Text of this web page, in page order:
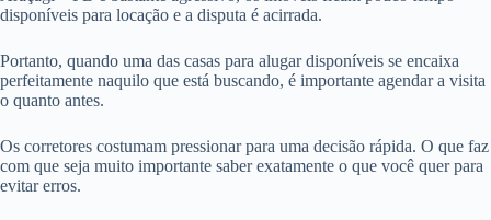
disponíveis para locação e a disputa é acirrada.
Portanto, quando uma das casas para alugar disponíveis se encaixa
perfeitamente naquilo que está buscando, é importante agendar a visita
o quanto antes.
Os corretores costumam pressionar para uma decisão rápida. O que faz
com que seja muito importante saber exatamente o que você quer para
evitar erros.